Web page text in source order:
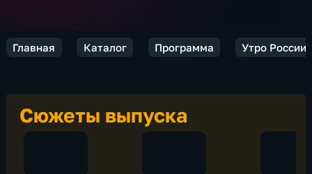
Главная Каталог Программа Утро России
Сюжеты выпуска